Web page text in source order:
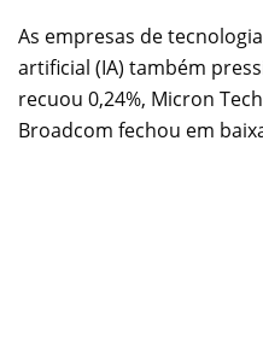
As empresas de
artificial (IA) também
recuou 0,24%, Micron
Broadcom fechou em